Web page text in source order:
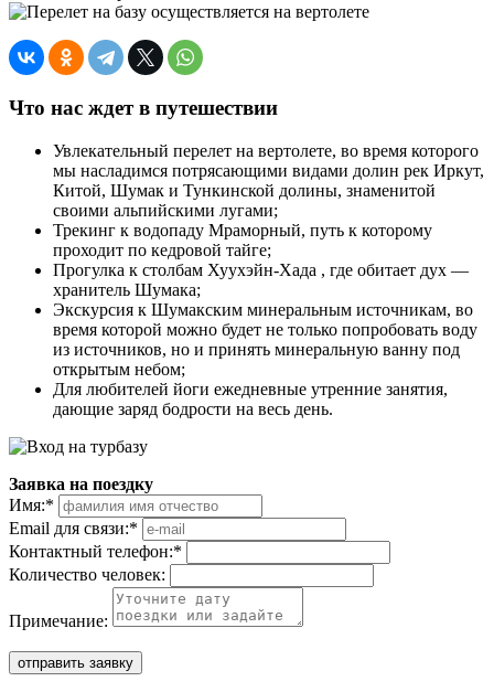
Что нас ждет в путешествии
Увлекательный перелет на вертолете, во время которого
мы насладимся потрясающими видами долин рек Иркут,
Китой, Шумак и Тункинской долины, знаменитой
своими альпийскими лугами;
Трекинг к водопаду Мраморный, путь к которому
проходит по кедровой тайге;
Прогулка к столбам Хуухэйн-Хада , где обитает дух —
хранитель Шумака;
Экскурсия к Шумакским минеральным источникам, во
время которой можно будет не только попробовать воду
из источников, но и принять минеральную ванну под
открытым небом;
Для любителей йоги ежедневные утренние занятия,
дающие заряд бодрости на весь день.
Заявка на поездку
Имя:*
Email для связи:*
Контактный телефон:*
Количество человек:
Примечание:
отправить заявку